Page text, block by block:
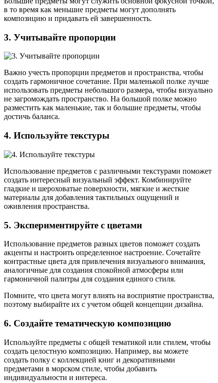
в то время как меньшие предметы могут дополнять
композицию и придавать ей завершенность.
3. Учитывайте пропорции
Важно учесть пропорции предметов и пространства, чтобы
создать гармоничное сочетание. При маленькой полке лучше
использовать предметы небольшого размера, чтобы визуально
не загромождать пространство. На большой полке можно
разместить как маленькие, так и большие предметы, чтобы
достичь баланса.
4. Используйте текстуры
Использование предметов с различными текстурами поможет
создать интересный визуальный эффект. Комбинируйте
гладкие и шероховатые поверхности, мягкие и жесткие
материалы для добавления тактильных ощущений и
оживления пространства.
5. Экспериментируйте с цветами
Использование предметов разных цветов поможет создать
акценты и настроить определенное настроение. Сочетайте
контрастные цвета для привлечения визуального внимания,
аналогичные для создания спокойной атмосферы или
гармоничной палитры для создания единого стиля.
Помните, что цвета могут влиять на восприятие пространства,
поэтому выбирайте их с учетом общей концепции дизайна.
6. Создайте тематическую композицию
Используйте предметы с общей тематикой или стилем, чтобы
создать целостную композицию. Например, вы можете
создать полку с коллекцией книг и декоративными
предметами в морском стиле, чтобы добавить
индивидуальности и интереса.